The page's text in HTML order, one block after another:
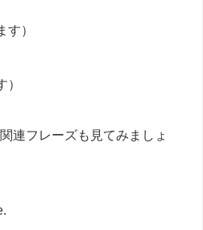
す）
）
連フレーズも見てみましょ